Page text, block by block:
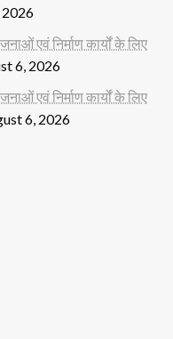
2026
एवं निर्माण कार्यों के लिए
6, 2026
एवं निर्माण कार्यों के लिए
6, 2026